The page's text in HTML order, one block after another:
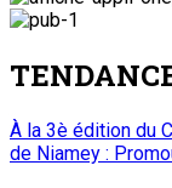
À la 3è édition du
de Niamey :